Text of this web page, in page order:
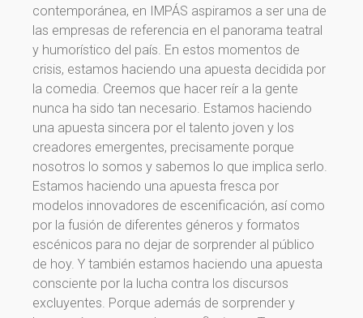
contemporánea, en IMPÁS aspiramos a ser una de
las empresas de referencia en el panorama teatral
y humorístico del país. En estos momentos de
crisis, estamos haciendo una apuesta decidida por
la comedia. Creemos que hacer reír a la gente
nunca ha sido tan necesario. Estamos haciendo
una apuesta sincera por el talento joven y los
creadores emergentes, precisamente porque
nosotros lo somos y sabemos lo que implica serlo.
Estamos haciendo una apuesta fresca por
modelos innovadores de escenificación, así como
por la fusión de diferentes géneros y formatos
escénicos para no dejar de sorprender al público
de hoy. Y también estamos haciendo una apuesta
consciente por la lucha contra los discursos
excluyentes. Porque además de sorprender y